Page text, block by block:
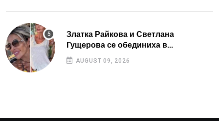
Златка Райкова и Светлана
Гущерова се обединиха в...
AUGUST 09, 2026